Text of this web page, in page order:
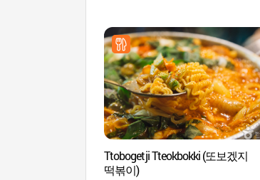
Ttobogetji Tteokbokki (또보겠지
떡볶이)